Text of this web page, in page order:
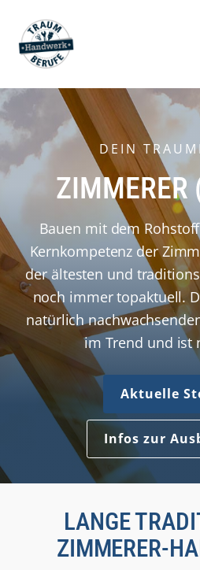
DEIN
ZIMMERER
Bauen mit dem
Kernkompetenz der
der ältesten und
noch immer topaktuell.
natürlich
im Trend und ist
Aktuelle
Infos zur
LANGE
ZIMMERER-